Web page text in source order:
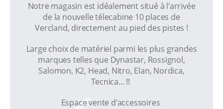
Notre magasin est idéalement situé à l'arrivée
de la nouvelle télecabine 10 places de
Vercland, directement au pied des pistes !
Large choix de matériel parmi les plus grandes
marques telles que Dynastar, Rossignol,
Salomon, K2, Head, Nitro, Elan, Nordica,
Tecnica... !!
Espace vente d'accessoires